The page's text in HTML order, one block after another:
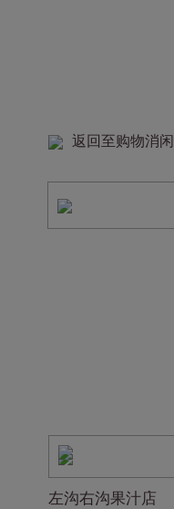
返回至购物消闲
左沟右沟果汁店